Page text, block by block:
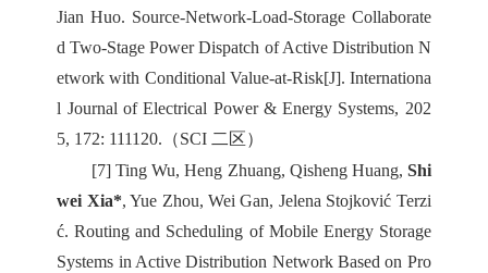
Jian Huo. Source-Network-Load-Storage Collaborate
d Two-Stage Power Dispatch of Active Distribution N
etwork with Conditional Value-at-Risk[J]. Internationa
l Journal of Electrical Power & Energy Systems, 202
5, 172: 111120.（SCI 二区）
[7] Ting Wu, Heng Zhuang, Qisheng Huang, Shi
wei Xia*, Yue Zhou, Wei Gan, Jelena Stojković Terzi
ć. Routing and Scheduling of Mobile Energy Storage
Systems in Active Distribution Network Based on Pro